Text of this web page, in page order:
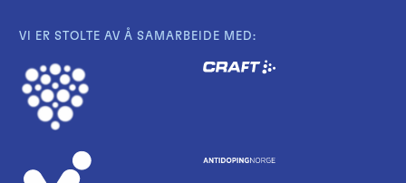
VI ER STOLTE AV Å SAMARBEIDE MED: